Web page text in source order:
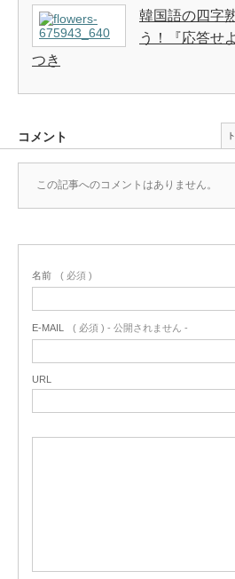
韓国語の四字
う！『応答せ
つき
コメント
この記事へのコメントはありません。
名前 ( 必須 )
E-MAIL ( 必須 ) - 公開されません -
URL